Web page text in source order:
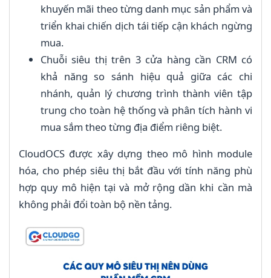
khuyến mãi theo từng danh mục sản phẩm và
triển khai chiến dịch tái tiếp cận khách ngừng
mua.
Chuỗi siêu thị trên 3 cửa hàng cần CRM có
khả năng so sánh hiệu quả giữa các chi
nhánh, quản lý chương trình thành viên tập
trung cho toàn hệ thống và phân tích hành vi
mua sắm theo từng địa điểm riêng biệt.
CloudOCS được xây dựng theo mô hình module
hóa, cho phép siêu thị bắt đầu với tính năng phù
hợp quy mô hiện tại và mở rộng dần khi cần mà
không phải đổi toàn bộ nền tảng.